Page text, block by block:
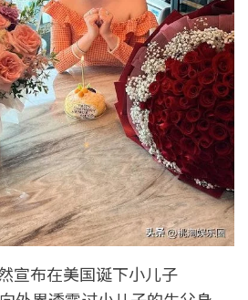
宣布在美国诞下小儿子